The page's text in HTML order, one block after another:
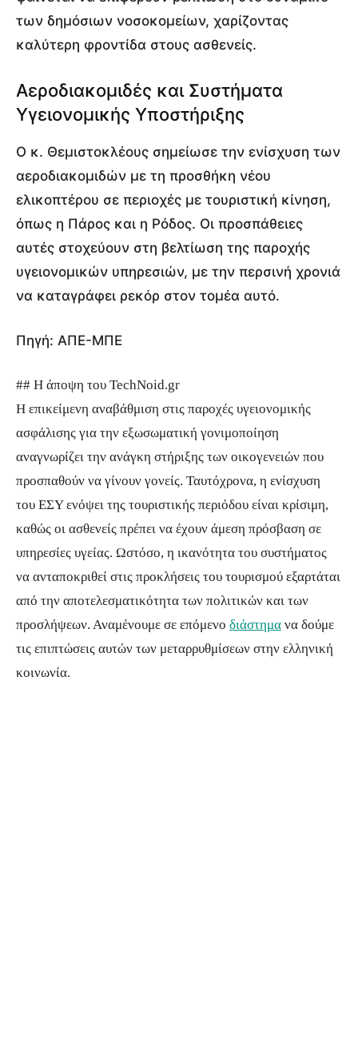
των δημόσιων νοσοκομείων, χαρίζοντας
καλύτερη φροντίδα στους ασθενείς.
Αεροδιακομιδές και Συστήματα
Υγειονομικής Υποστήριξης
Ο κ. Θεμιστοκλέους σημείωσε την ενίσχυση των
αεροδιακομιδών με τη προσθήκη νέου
ελικοπτέρου σε περιοχές με τουριστική κίνηση,
όπως η Πάρος και η Ρόδος. Οι προσπάθειες
αυτές στοχεύουν στη βελτίωση της παροχής
υγειονομικών υπηρεσιών, με την περσινή χρονιά
να καταγράφει ρεκόρ στον τομέα αυτό.
Πηγή: ΑΠΕ-ΜΠΕ
## Η άποψη του TechNoid.gr
Η επικείμενη αναβάθμιση στις παροχές υγειονομικής
ασφάλισης για την εξωσωματική γονιμοποίηση
αναγνωρίζει την ανάγκη στήριξης των οικογενειών που
προσπαθούν να γίνουν γονείς. Ταυτόχρονα, η ενίσχυση
του ΕΣΥ ενόψει της τουριστικής περιόδου είναι κρίσιμη,
καθώς οι ασθενείς πρέπει να έχουν άμεση πρόσβαση σε
υπηρεσίες υγείας. Ωστόσο, η ικανότητα του συστήματος
να ανταποκριθεί στις προκλήσεις του τουρισμού εξαρτάται
από την αποτελεσματικότητα των πολιτικών και των
προσλήψεων. Αναμένουμε σε επόμενο διάστημα να δούμε
τις επιπτώσεις αυτών των μεταρρυθμίσεων στην ελληνική
κοινωνία.